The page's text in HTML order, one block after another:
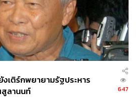
ไทยรัฐ, 2524, 4-5, 20
ก เปรม ในปี 2525 เป็นการแสดง
สนับสนุนและให้กำลังใจ ทั้งยังเป็น
านที่นำโดยพรรคประชากรไทย ซึ่ง
งใจต่อพลเอก เปรม ให้เห็นว่าถ้าจะ
ต้องผ่านด่านกองทัพบกให้ได้เสีย
เติร์กพยายามรัฐประหาร
ลานนท์
647